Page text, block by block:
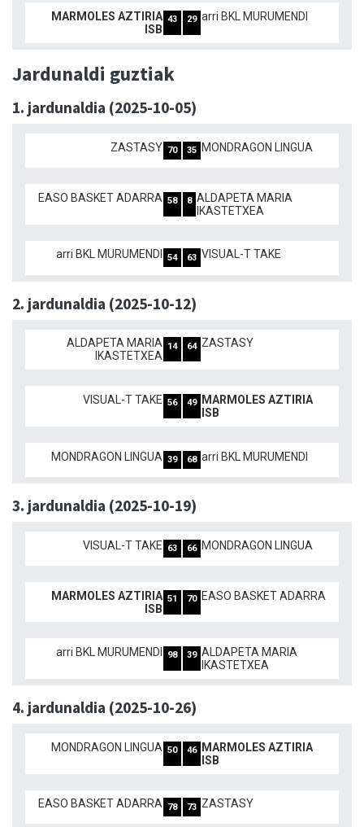
MARMOLES AZTIRIA
ISB
43 29 arri BKL MURUMENDI
Jardunaldi guztiak
1. jardunaldia (2025-10-05)
ZASTASY 70 35 MONDRAGON LINGUA
EASO BASKET ADARRA 58 8 ALDAPETA MARIA
IKASTETXEA
arri BKL MURUMENDI 54 63 VISUAL-T TAKE
2. jardunaldia (2025-10-12)
ALDAPETA MARIA
IKASTETXEA
14 64 ZASTASY
VISUAL-T TAKE 56 49
MARMOLES AZTIRIA
ISB
MONDRAGON LINGUA 39 68 arri BKL MURUMENDI
3. jardunaldia (2025-10-19)
VISUAL-T TAKE 63 66 MONDRAGON LINGUA
MARMOLES AZTIRIA
ISB
51 70 EASO BASKET ADARRA
arri BKL MURUMENDI 98 39 ALDAPETA MARIA
IKASTETXEA
4. jardunaldia (2025-10-26)
MONDRAGON LINGUA 50 46
MARMOLES AZTIRIA
ISB
EASO BASKET ADARRA 78 73 ZASTASY